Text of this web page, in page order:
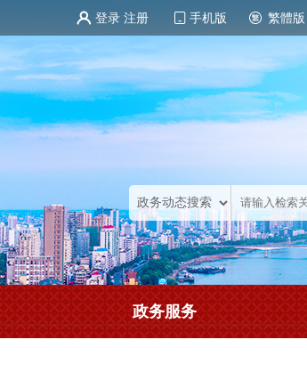
登录 注册 手机版 繁體版
政务服务